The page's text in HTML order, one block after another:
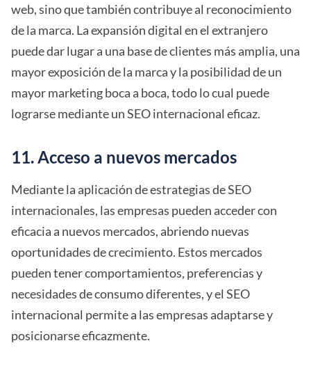
web, sino que también contribuye al reconocimiento
de la marca. La expansión digital en el extranjero
puede dar lugar a una base de clientes más amplia, una
mayor exposición de la marca y la posibilidad de un
mayor marketing boca a boca, todo lo cual puede
lograrse mediante un SEO internacional eficaz.
11. Acceso a nuevos mercados
Mediante la aplicación de estrategias de SEO
internacionales, las empresas pueden acceder con
eficacia a nuevos mercados, abriendo nuevas
oportunidades de crecimiento. Estos mercados
pueden tener comportamientos, preferencias y
necesidades de consumo diferentes, y el SEO
internacional permite a las empresas adaptarse y
posicionarse eficazmente.